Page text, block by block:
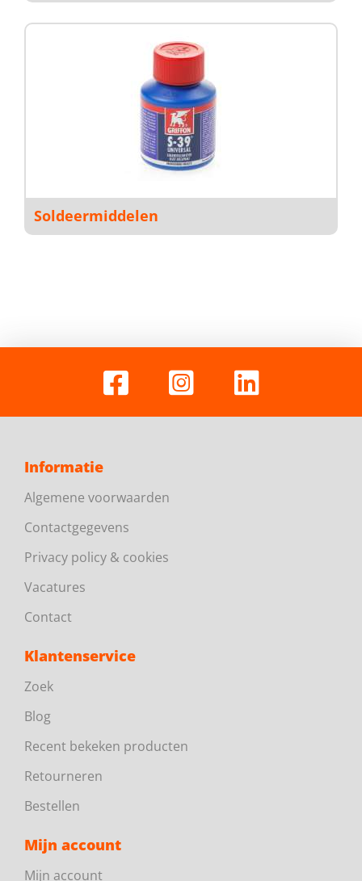
Soldeermiddelen
Informatie
Algemene voorwaarden
Contactgegevens
Privacy policy & cookies
Vacatures
Contact
Klantenservice
Zoek
Blog
Recent bekeken producten
Retourneren
Bestellen
Mijn account
Mijn account